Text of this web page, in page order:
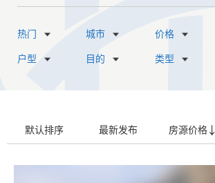
热门 城市 价格
户型 目的 类型
默认排序 最新发布 房源价格